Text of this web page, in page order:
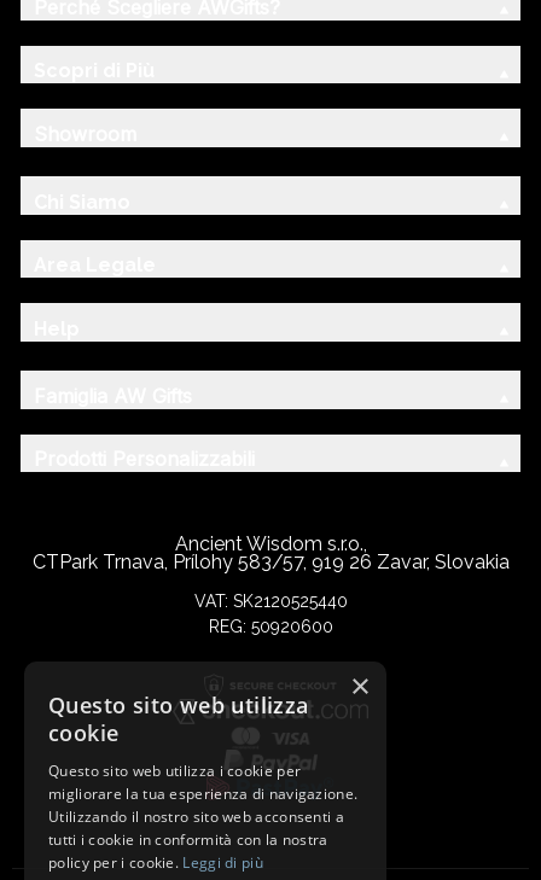
Ancient Wisdom s.r.o.,
CTPark Trnava, Prílohy 583/57, 919 26 Zavar, Slovakia
VAT: SK2120525440
REG: 50920600
×
Questo sito web utilizza
cookie
Questo sito web utilizza i cookie per
migliorare la tua esperienza di navigazione.
Utilizzando il nostro sito web acconsenti a
tutti i cookie in conformità con la nostra
policy per i cookie. Leggi di più